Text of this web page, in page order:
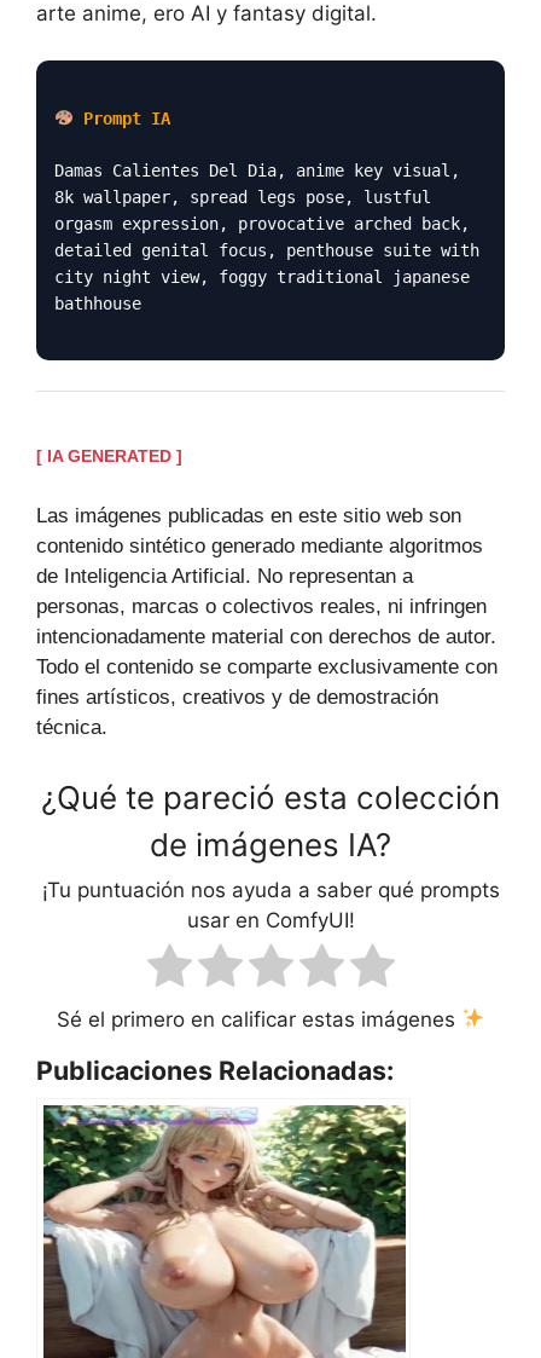
arte anime, ero AI y fantasy digital.
Prompt IA
Damas Calientes Del Dia, anime key visual,
8k wallpaper, spread legs pose, lustful
orgasm expression, provocative arched back,
detailed genital focus, penthouse suite with
city night view, foggy traditional japanese
bathhouse
[ IA GENERATED ]
Las imágenes publicadas en este sitio web son
contenido sintético generado mediante algoritmos
de Inteligencia Artificial. No representan a
personas, marcas o colectivos reales, ni infringen
intencionadamente material con derechos de autor.
Todo el contenido se comparte exclusivamente con
fines artísticos, creativos y de demostración
técnica.
¿Qué te pareció esta colección
de imágenes IA?
¡Tu puntuación nos ayuda a saber qué prompts
usar en ComfyUI!
Sé el primero en calificar estas imágenes
Publicaciones Relacionadas: